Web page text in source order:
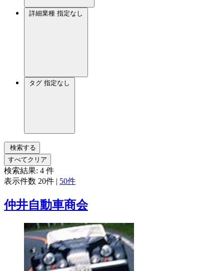
詳細業種 指定なし
タグ 指定なし
検索する
すべてクリア
検索結果: 4 件
表示件数 20件 | 50件
仲井自動車商会